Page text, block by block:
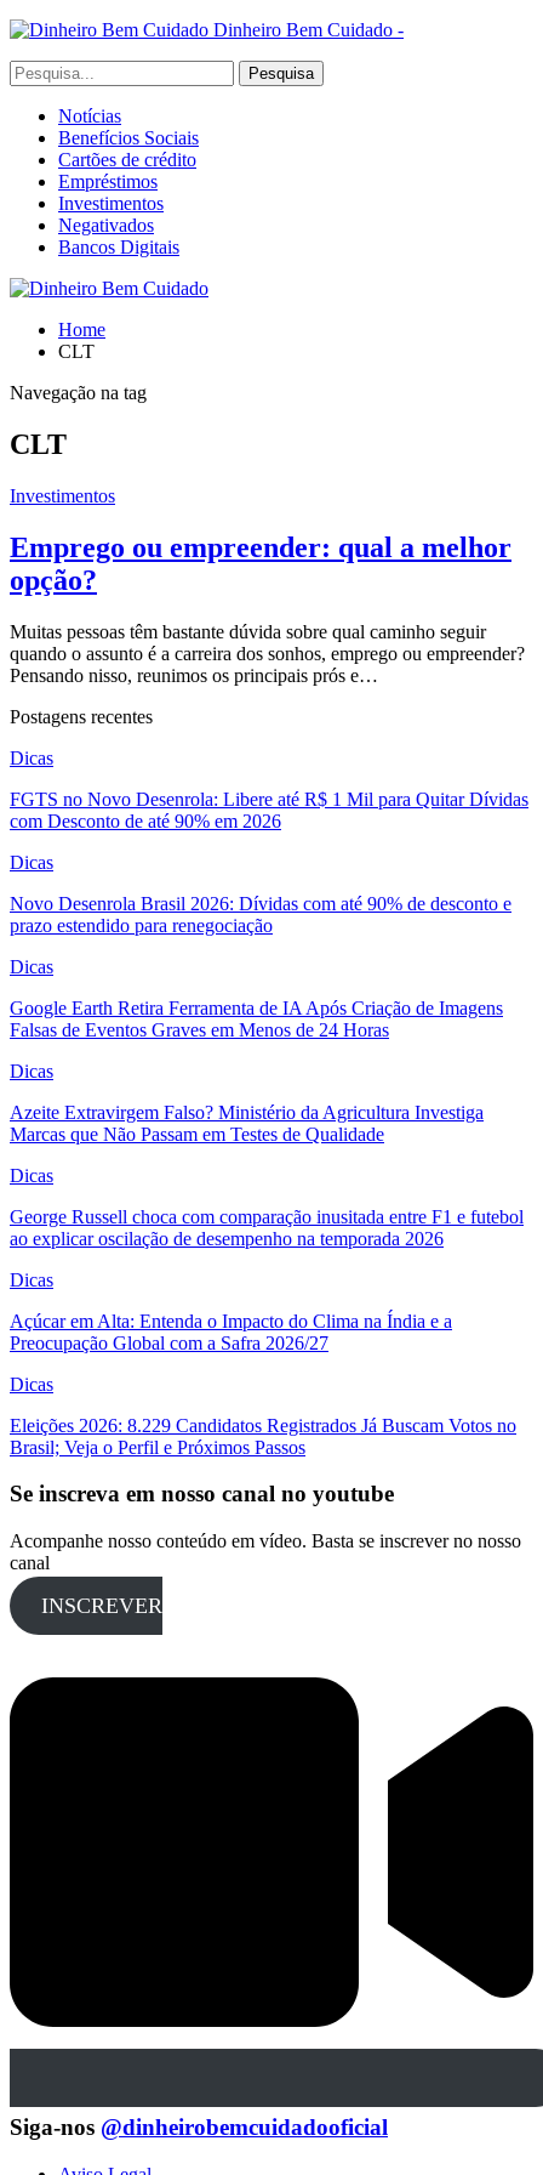
Dinheiro Bem Cuidado -
Notícias
Benefícios Sociais
Cartões de crédito
Empréstimos
Investimentos
Negativados
Bancos Digitais
Home
CLT
Navegação na tag
CLT
Investimentos
Emprego ou empreender: qual a melhor
opção?
Muitas pessoas têm bastante dúvida sobre qual caminho seguir
quando o assunto é a carreira dos sonhos, emprego ou empreender?
Pensando nisso, reunimos os principais prós e…
Postagens recentes
Dicas
FGTS no Novo Desenrola: Libere até R$ 1 Mil para Quitar Dívidas
com Desconto de até 90% em 2026
Dicas
Novo Desenrola Brasil 2026: Dívidas com até 90% de desconto e
prazo estendido para renegociação
Dicas
Google Earth Retira Ferramenta de IA Após Criação de Imagens
Falsas de Eventos Graves em Menos de 24 Horas
Dicas
Azeite Extravirgem Falso? Ministério da Agricultura Investiga
Marcas que Não Passam em Testes de Qualidade
Dicas
George Russell choca com comparação inusitada entre F1 e futebol
ao explicar oscilação de desempenho na temporada 2026
Dicas
Açúcar em Alta: Entenda o Impacto do Clima na Índia e a
Preocupação Global com a Safra 2026/27
Dicas
Eleições 2026: 8.229 Candidatos Registrados Já Buscam Votos no
Brasil; Veja o Perfil e Próximos Passos
Se inscreva em nosso canal no youtube
Acompanhe nosso conteúdo em vídeo. Basta se inscrever no nosso
canal
INSCREVER
Siga-nos @dinheirobemcuidadooficial